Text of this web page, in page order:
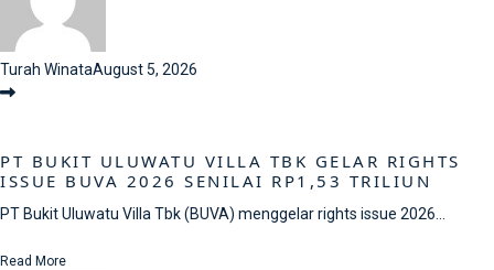
Turah WinataAugust 5, 2026
PT BUKIT ULUWATU VILLA TBK GELAR RIGHTS
ISSUE BUVA 2026 SENILAI RP1,53 TRILIUN
PT Bukit Uluwatu Villa Tbk (BUVA) menggelar rights issue 2026...
Read More